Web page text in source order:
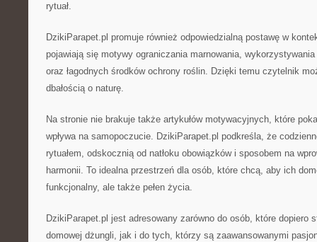
rytuał.
DzikiParapet.pl promuje również odpowiedzialną postawę w
pojawiają się motywy ograniczania marnowania,
oraz łagodnych środków ochrony roślin. Dzięki temu czytelnik
dbałością o naturę.
Na stronie nie brakuje także artykułów motywacyjnych, które
wpływa na samopoczucie. DzikiParapet.pl podkreśla, że
rytuałem, odskocznią od natłoku obowiązków i sposobem na
harmonii. To idealna przestrzeń dla osób, które chcą, aby ich
funkcjonalny, ale także pełen życia.
DzikiParapet.pl jest adresowany zarówno do osób, które dopiero
domowej dżungli, jak i do tych, którzy są zaawansowanymi